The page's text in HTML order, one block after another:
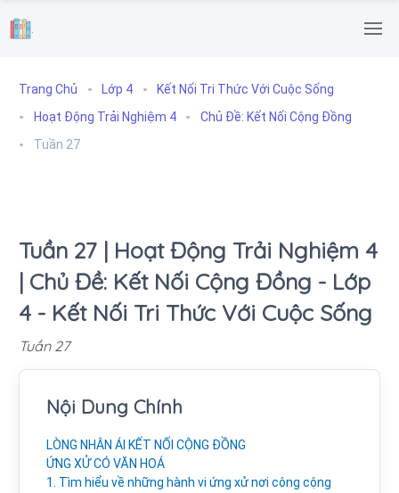
.
Trang Chủ Lớp 4
Kết Nối Tri Thức Với Cuộc Sống
Hoạt Động Trải Nghiệm 4
Chủ Đề: Kết Nối Cộng Đồng
Tuần 27
Tuần 27 | Hoạt Động Trải Nghiệm 4
| Chủ Đề: Kết Nối Cộng Đồng - Lớp
4 - Kết Nối Tri Thức Với Cuộc Sống
Tuần 27
Nội Dung Chính
LÒNG NHÂN ÁI KẾT NỐI CỘNG ĐỒNG
ỨNG XỬ CÓ VĂN HOÁ
1. Tìm hiểu về những hành vi ứng xử nơi công cộng